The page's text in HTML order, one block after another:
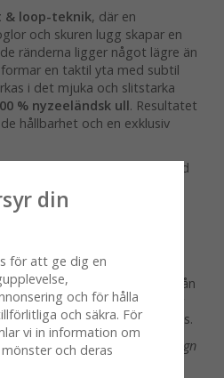
& loop-teknik, där en
och skuren lugg skapar en
ränderna ligger något lägre än
en taktil yta med subtil
i det mjuka och slitstarka
% nyzeeländsk ull. Resultatet
hållbarhet och en exklusiv
är Field Harrow utrustad
på baksidan som fixerar
över tid. Ett halkskyddande
på plats, medan
en sofistikerad finish och
kantsöm.
kombinerar inspiration från
– perfekt för dig som söker
karaktär och tidlös elegans.
och läs mer om material, design
din
för att ge dig en
och för hålla
och säkra. För
vi in information om
och deras